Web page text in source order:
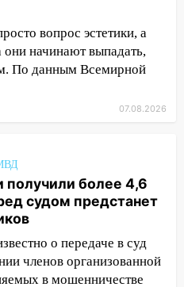
купить иномарку
760 тысяч рублей
районе
Chevrolet:
в Ульяновске 7
ребёнком и
суд вынес
пожар
дачный дом и
вопрос эстетики, а
они начинают выпадать,
По данным Всемирной
07.08.2026
более 4,6
судом предстанет
о передаче в суд
членов организованной
в мошенничестве